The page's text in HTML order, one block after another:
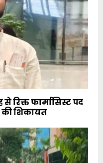
रिक्त फार्मासिस्ट पद
की शिकायत